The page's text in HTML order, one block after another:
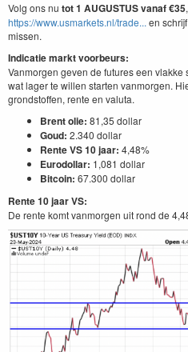
Volg ons nu tot 1 AUGUSTUSvanaf €35
https://www.usmarkets.nl/trade...en
missen.
Indicatie markt voorbeurs:
Vanmorgen geven de futures een vlakke
wat lager te willen starten vanmorgen.
grondstoffen, rente en valuta.
Brent olie: 81,35 dollar
Goud: 2.340 dollar
Rente VS 10 jaar: 4,48%
Eurodollar: 1,081 dollar
Bitcoin: 67.300 dollar
Rente 10 jaar VS:
De rente komt vanmorgen uit rond de